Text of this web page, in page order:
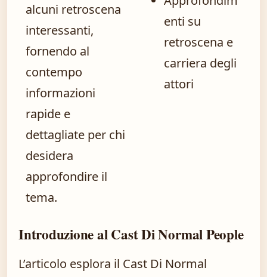
alcuni retroscena
interessanti,
fornendo al
contempo
informazioni
rapide e
dettagliate per chi
desidera
approfondire il
tema.
enti su
retroscena e
carriera degli
attori
Introduzione al Cast Di Normal People
L’articolo esplora il Cast Di Normal